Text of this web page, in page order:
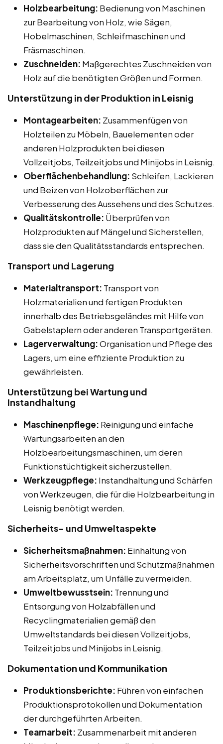
Holzbearbeitung: Bedienung von Maschinen
zur Bearbeitung von Holz, wie Sägen,
Hobelmaschinen, Schleifmaschinen und
Fräsmaschinen.
Zuschneiden: Maßgerechtes Zuschneiden von
Holz auf die benötigten Größen und Formen.
Unterstützung in der Produktion in Leisnig
Montagearbeiten: Zusammenfügen von
Holzteilen zu Möbeln, Bauelementen oder
anderen Holzprodukten bei diesen
Vollzeitjobs, Teilzeitjobs und Minijobs in Leisnig.
Oberflächenbehandlung: Schleifen, Lackieren
und Beizen von Holzoberflächen zur
Verbesserung des Aussehens und des Schutzes.
Qualitätskontrolle: Überprüfen von
Holzprodukten auf Mängel und Sicherstellen,
dass sie den Qualitätsstandards entsprechen.
Transport und Lagerung
Materialtransport: Transport von
Holzmaterialien und fertigen Produkten
innerhalb des Betriebsgeländes mit Hilfe von
Gabelstaplern oder anderen Transportgeräten.
Lagerverwaltung:Organisation und Pflege des
Lagers, um eine effiziente Produktion zu
gewährleisten.
Unterstützung bei Wartung und
Instandhaltung
Maschinenpflege: Reinigung und einfache
Wartungsarbeiten an den
Holzbearbeitungsmaschinen, um deren
Funktionstüchtigkeit sicherzustellen.
Werkzeugpflege: Instandhaltung und Schärfen
von Werkzeugen, die für die Holzbearbeitung in
Leisnig benötigt werden.
Sicherheits- und Umweltaspekte
Sicherheitsmaßnahmen: Einhaltung von
Sicherheitsvorschriften und Schutzmaßnahmen
am Arbeitsplatz, um Unfälle zu vermeiden.
Umweltbewusstsein: Trennung und
Entsorgung von Holzabfällen und
Recyclingmaterialien gemäß den
Umweltstandards bei diesen Vollzeitjobs,
Teilzeitjobs und Minijobs in Leisnig.
Dokumentation und Kommunikation
Produktionsberichte: Führen von einfachen
Produktionsprotokollen und Dokumentation
der durchgeführten Arbeiten.
Teamarbeit: Zusammenarbeit mit anderen